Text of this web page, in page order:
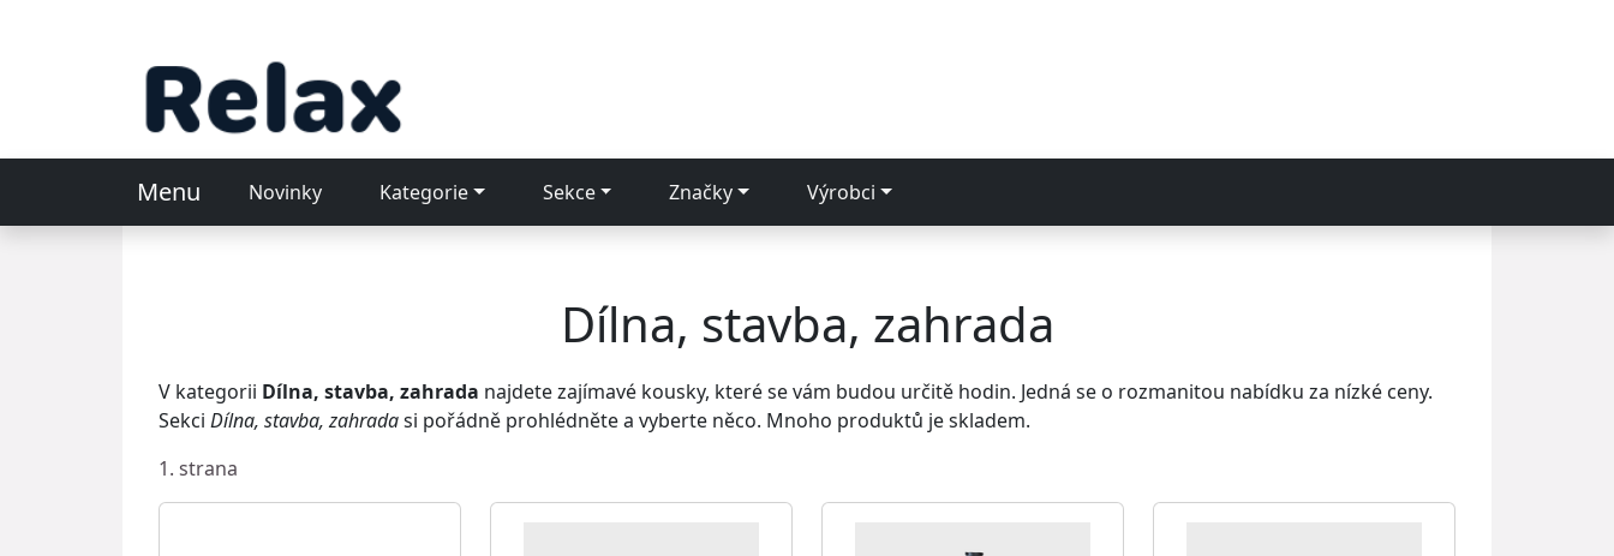
Menu Novinky Kategorie Sekce Značky Výrobci
Dílna, stavba, zahrada
V kategorii Dílna, stavba, zahrada najdete zajímavé kousky, které se vám budou určitě hodin. Jedná se o rozmanitou nabídku za nízké ceny.
Sekci Dílna, stavba, zahradasi pořádně prohlédněte a vyberte něco. Mnoho produktů je skladem.
1. strana